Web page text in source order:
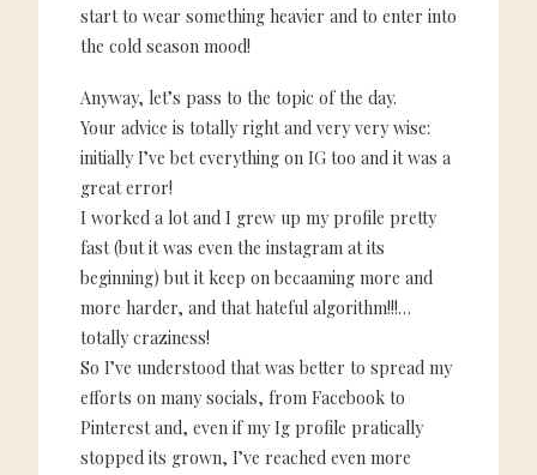
start to wear something heavier and to enter into
the cold season mood!
Anyway, let’s pass to the topic of the day.
Your advice is totally right and very very wise:
initially I’ve bet everything on IG too and it was a
great error!
I worked a lot and I grew up my profile pretty
fast (but it was even the instagram at its
beginning) but it keep on becaaming more and
more harder, and that hateful algorithm!!!…
totally craziness!
So I’ve understood that was better to spread my
efforts on many socials, from Facebook to
Pinterest and, even if my Ig profile pratically
stopped its grown, I’ve reached even more